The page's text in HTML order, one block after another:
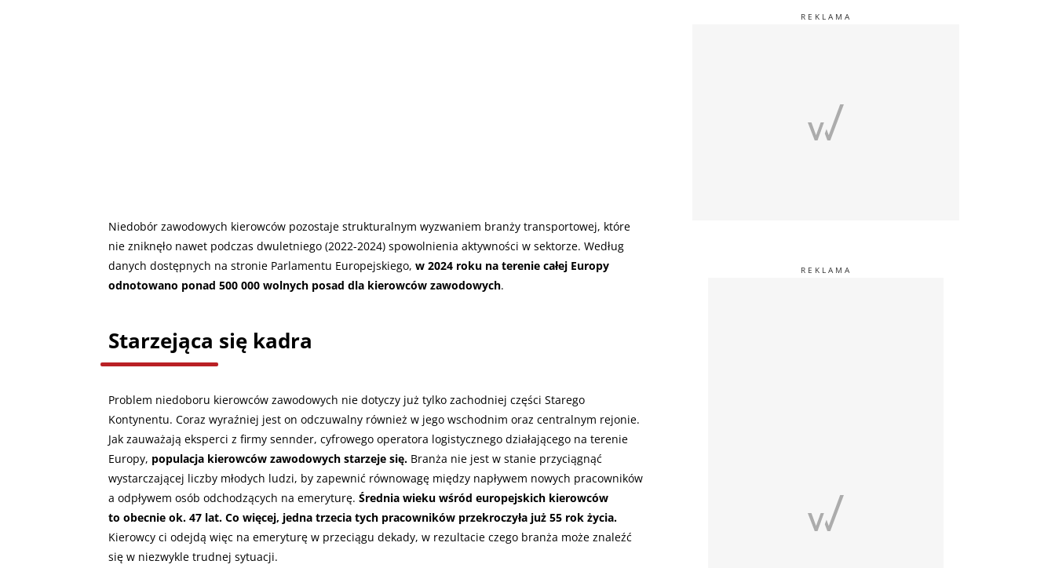
Niedobór zawodowych kierowców pozostaje strukturalnym wyzwaniem branży transportowej, które
nie zniknęło nawet podczas dwuletniego (2022-2024) spowolnienia aktywności w sektorze. Według
danych dostępnych na stronie Parlamentu Europejskiego, w 2024 roku na terenie całej Europy
odnotowano ponad 500 000 wolnych posad dla kierowców zawodowych.
Starzejąca się kadra
Problem niedoboru kierowców zawodowych nie dotyczy już tylko zachodniej części Starego
Kontynentu. Coraz wyraźniej jest on odczuwalny również w jego wschodnim oraz centralnym rejonie.
Jak zauważają eksperci z firmy sennder, cyfrowego operatora logistycznego działającego na terenie
Europy, populacja kierowców zawodowych starzeje się. Branża nie jest w stanie przyciągnąć
wystarczającej liczby młodych ludzi, by zapewnić równowagę między napływem nowych pracowników
a odpływem osób odchodzących na emeryturę. Średnia wieku wśród europejskich kierowców
to obecnie ok. 47 lat. Co więcej, jedna trzecia tych pracowników przekroczyła już 55 rok życia.
Kierowcy ci odejdą więc na emeryturę w przeciągu dekady, w rezultacie czego branża może znaleźć
się w niezwykle trudnej sytuacji.